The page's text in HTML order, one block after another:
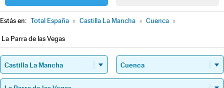
Estás en: Total España » Castilla La Mancha » Cuenca »
La Parra de las Vegas